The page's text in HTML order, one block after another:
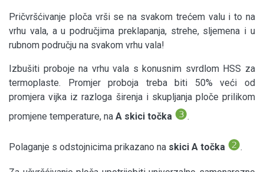
Pričvršćivanje ploča vrši se na svakom trećem valu i to na
vrhu vala, a u područjima preklapanja, strehe, sljemena i u
rubnom području na svakom vrhu vala!
Izbušiti proboje na vrhu vala s konusnim svrdlom HSS za
termoplaste. Promjer proboja treba biti 50% veći od
promjera vijka iz razloga širenja i skupljanja ploče prilikom
promjene temperature, na A skici točka ❸.
Polaganje s odstojnicima prikazano na skici A točka ❷.